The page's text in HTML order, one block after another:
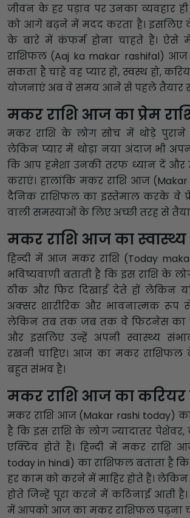
जीवन के हर पड़ाव पर उनका व्यवहार
को आगे बढ़ने में मदद करता है।
के बारे में कंफर्म होना चाहते हैं।
राशिफल (Aaj ka makar rashifal)
सकता है चाहे वह प्यार हो, स्वस्थ हो,
योजनाएं अब वे समय आने से पहले तैयार
मकर राशि आज का प्रेम
मकर राशि के लोग सोच में थोड़े
लेकिन प्यार में थोड़ा नया अंदाज भी
कि आप हमेशा उनकी तरफ ध्यान दें और
कराएं। हालांकि मकर राशि आज
दैनिक राशिफल का इस्तेमाल करके वे
वाली समस्याओं के लिए अच्छी तरह से
मकर राशि आज का
हिन्दी में आज मकर राशि (Today
भविष्यवाणी बताती है कि इस राशि के
ठीक और फिट दिखाई देते हों लेकिन
अक्सर शारीरिक और भावनात्मक रूप
लेकिन तब तक जब तक वे फिटनेस का
और इसलिए उन्हें अपनी स्वास्थ्य
रखनी चाहिए। आज का मकर
बहुत संभव है।
मकर राशि आज का
मकर राशि आज (Makar rashi today)
है कि इस राशि के लोग ज्यादातर
एक्टिव होते हैं। हिन्दी में मकर राशि
today in hindi) का राशिफल बताता है
हर काम को करने में माहिर होते हैं।
होते जिन्हें पूरा करने में कठिनाई आती है।
में आपको आज का मकर राशिफल पढ़ना